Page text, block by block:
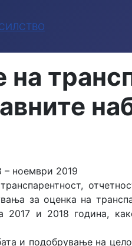
– ноември 2019
за оценка на
и 2018 година,
и подобрување на